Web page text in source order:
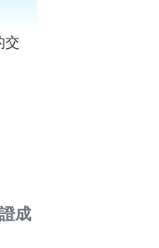
交
成